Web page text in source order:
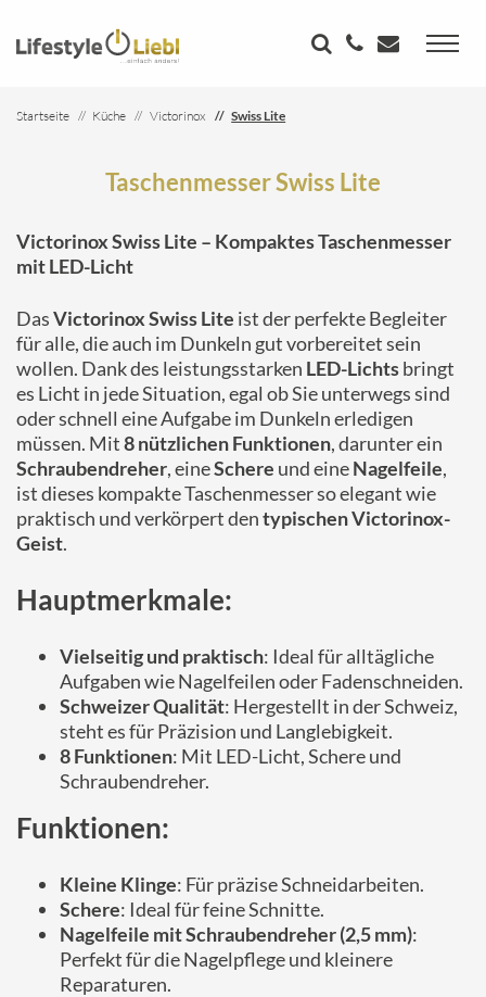
Startseite Küche Victorinox Swiss Lite
Taschenmesser Swiss Lite
Victorinox Swiss Lite – Kompaktes Taschenmesser
mit LED-Licht
DasVictorinox Swiss Lite ist der perfekte Begleiter
für alle, die auch im Dunkeln gut vorbereitet sein
wollen. Dank des leistungsstarken LED-Lichtsbringt
es Licht in jede Situation, egal ob Sie unterwegs sind
oder schnell eine Aufgabe im Dunkeln erledigen
müssen. Mit8 nützlichen Funktionen, darunter ein
Schraubendreher, eineSchere und eineNagelfeile,
ist dieses kompakte Taschenmesser so elegant wie
praktisch und verkörpert dentypischen Victorinox-
Geist.
Hauptmerkmale:
Vielseitig und praktisch: Ideal für alltägliche
Aufgaben wie Nagelfeilen oder Fadenschneiden.
Schweizer Qualität: Hergestellt in der Schweiz,
steht es für Präzision und Langlebigkeit.
8 Funktionen: Mit LED-Licht, Schere und
Schraubendreher.
Funktionen:
Kleine Klinge: Für präzise Schneidarbeiten.
Schere: Ideal für feine Schnitte.
Nagelfeile mit Schraubendreher (2,5 mm):
Perfekt für die Nagelpflege und kleinere
Reparaturen.